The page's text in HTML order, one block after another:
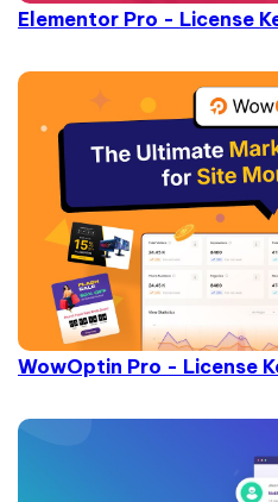
Elementor Pro - License
WowOptin Pro - License